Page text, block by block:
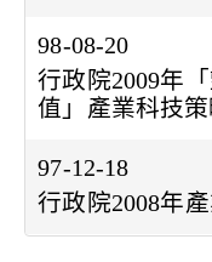
98-08-20
行政院2009年
值」產業科技
97-12-18
行政院2008年